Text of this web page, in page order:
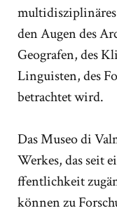
den Augen des
Geografen, des
Linguisten, des
betrachtet wird.
Das Museo di
Werkes, das seit
ffentlichkeit
können zu